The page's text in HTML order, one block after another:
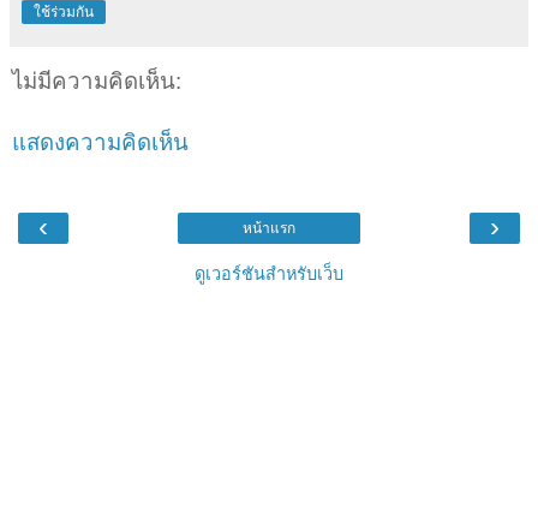
ใช้ร่วมกัน
ไม่มีความคิดเห็น:
แสดงความคิดเห็น
‹ ›
หน้าแรก
ดูเวอร์ชันสำหรับเว็บ